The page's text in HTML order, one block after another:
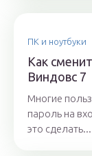
ПК и ноутбуки
Как
Виндовс 7
Многие
пароль на
это сделать...